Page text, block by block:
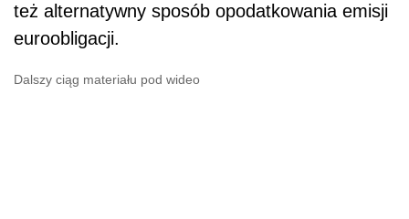
też alternatywny sposób opodatkowania emisji
euroobligacji.
Dalszy ciąg materiału pod wideo